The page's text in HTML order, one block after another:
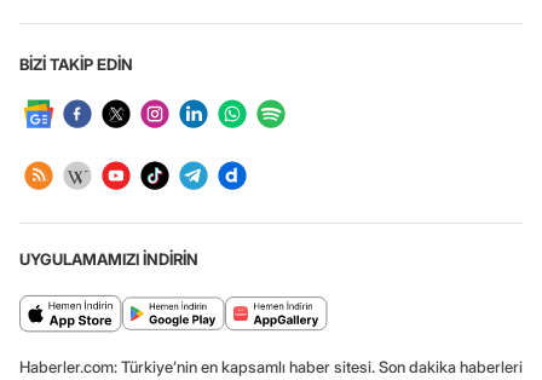
BİZİ TAKİP EDİN
UYGULAMAMIZI İNDİRİN
Haberler.com: Türkiye’nin en kapsamlı haber sitesi. Son dakika haberleri